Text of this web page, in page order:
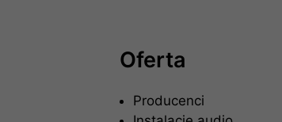
Oferta
Producenci